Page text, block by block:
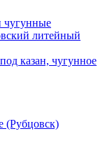
чугунные
литейный
казан, чугунное
(Рубцовск)